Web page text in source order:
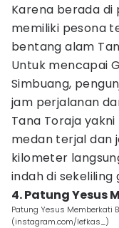
Karena berada di
memiliki pesona
bentang alam
Untuk mencapai
Simbuang,
jam perjalanan
Tana Toraja
medan terjal dan
kilometer
indah di sekeliling
4. Patung Yesus
Patung Yesus Memberkati
(instagram.com/lefkas_)